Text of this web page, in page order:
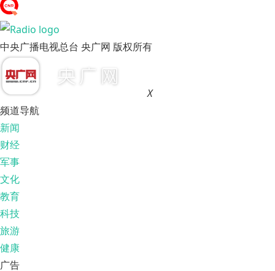
中央广播电视总台 央广网 版权所有
X
频道导航
新闻
财经
军事
文化
教育
科技
旅游
健康
广告